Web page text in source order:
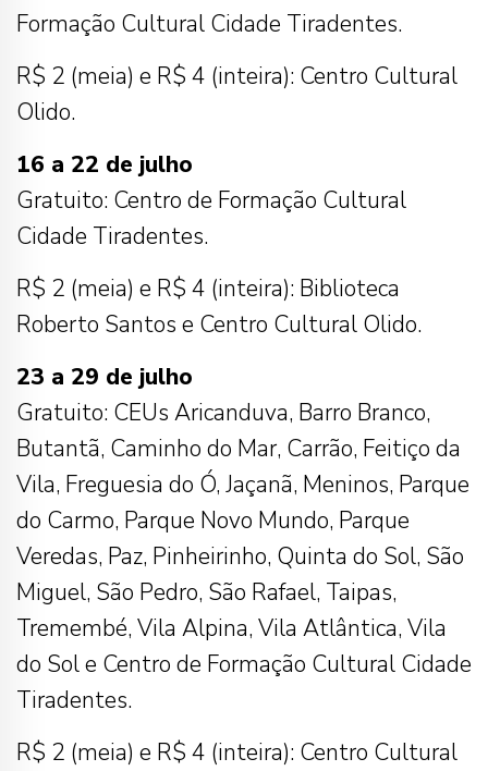
Formação Cultural Cidade Tiradentes.
R$ 2 (meia) e R$ 4 (inteira): Centro Cultural
Olido.
16 a 22 de julho
Gratuito: Centro de Formação Cultural
Cidade Tiradentes.
R$ 2 (meia) e R$ 4 (inteira): Biblioteca
Roberto Santos e Centro Cultural Olido.
23 a 29 de julho
Gratuito: CEUs Aricanduva, Barro Branco,
Butantã, Caminho do Mar, Carrão, Feitiço da
Vila, Freguesia do Ó, Jaçanã, Meninos, Parque
do Carmo, Parque Novo Mundo, Parque
Veredas, Paz, Pinheirinho, Quinta do Sol, São
Miguel, São Pedro, São Rafael, Taipas,
Tremembé, Vila Alpina, Vila Atlântica, Vila
do Sol e Centro de Formação Cultural Cidade
Tiradentes.
R$ 2 (meia) e R$ 4 (inteira): Centro Cultural